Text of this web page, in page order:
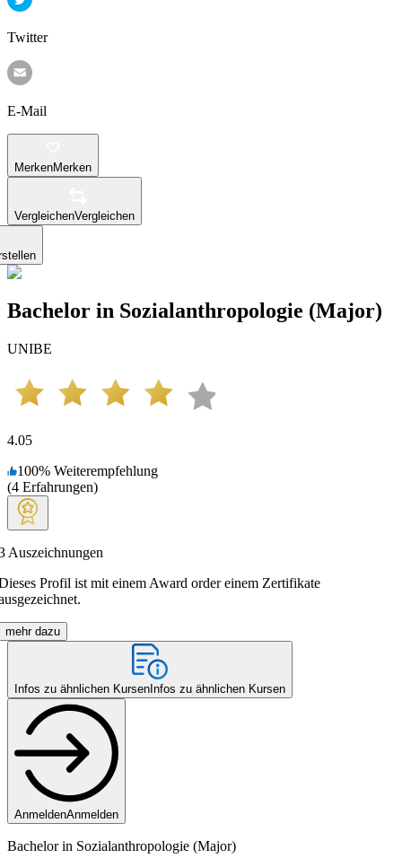
Twitter
E-Mail
MerkenMerken
VergleichenVergleichen
Bachelor in Sozialanthropologie (Major)
UNIBE
4.05
100% Weiterempfehlung
(4 Erfahrungen)
Auszeichnungen
Profil ist mit einem Award order einem Zertifikate
mehr dazu
Infos zu ähnlichen Kursen Infos zu ähnlichen Kursen
AnmeldenAnmelden
Bachelor in Sozialanthropologie (Major)